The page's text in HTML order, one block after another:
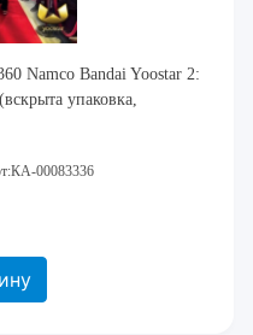
Namco Bandai Yoostar 2:
упаковка,
00083336